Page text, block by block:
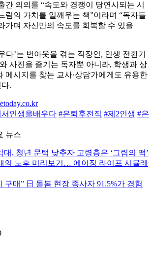
간 의의를 “속도와 경쟁이 당연시되는 시
림의 가치를 일깨우는 책”이라며 “독자들
가며 자신만의 속도를 회복할 수 있을
다’는 번아웃을 겪는 직장인, 인생 전환기
사진을 즐기는 독자뿐 아니라, 학생과 상
메시지를 찾는 교사·상담가에게도 유용한
.
서인생을배우다 #은퇴후전직 #제2인생 #은
뉴스
대, 청년 문턱 낮추자 고령층은 ‘그림의 떡’
의 노후 미리보기… 에이징 라이프 시뮬레
구매” 日 돌봄 현장 종사자 91.5%가 경험